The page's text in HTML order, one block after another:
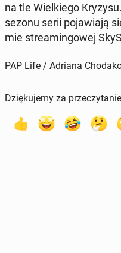
na tle Wiel­kie­go
sezonu serii po­ja­wia­ją
mie stre­amin­go­wej
PAP Life / Adriana
Dziękujemy za